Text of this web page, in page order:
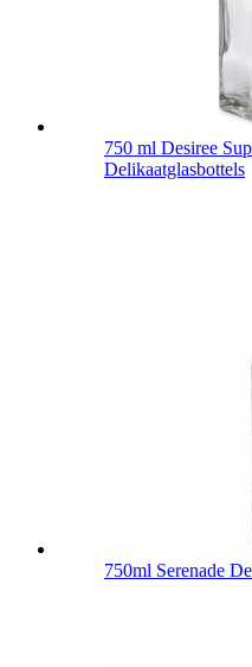
750 ml Desiree
Delikaatglasbottels
750ml Serenade